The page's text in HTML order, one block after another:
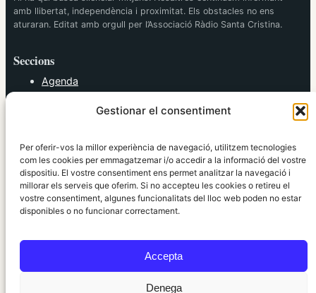
Gestionar el consentiment
Per oferir-vos la millor experiència de navegació, utilitzem tecnologies
com les cookies per emmagatzemar i/o accedir a la informació del vostre
dispositiu. El vostre consentiment ens permet analitzar la navegació i
millorar els serveis que oferim. Si no accepteu les cookies o retireu el
vostre consentiment, algunes funcionalitats del lloc web poden no estar
disponibles o no funcionar correctament.
Accepta
Denega
amb llibertat, independència i proximitat. Els obstacles no ens
aturaran. Editat amb orgull per l’Associació Ràdio Santa Cristina.
Seccions
Agenda
Política
Societat
Tendències
elRidaura.com